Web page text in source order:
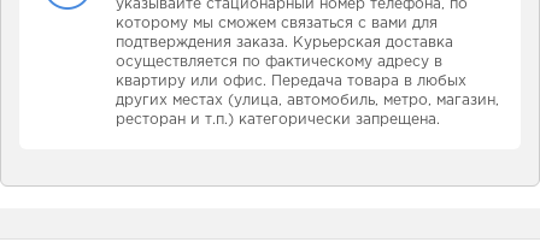
указывайте стационарный номер телефона, по
которому мы сможем связаться с вами для
подтверждения заказа. Курьерская доставка
осуществляется по фактическому адресу в
квартиру или офис. Передача товара в любых
других местах (улица, автомобиль, метро, магазин,
ресторан и т.п.) категорически запрещена.